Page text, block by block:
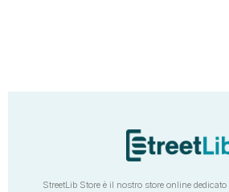
StreetLib Store è il nostro store online